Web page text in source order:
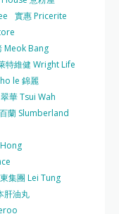
實惠 Pricerite
Meok Bang
特維健 Wright Life
le 錦麗
翠華 Tsui Wah
蘭 Slumberland
集團 Lei Tung
肝油丸